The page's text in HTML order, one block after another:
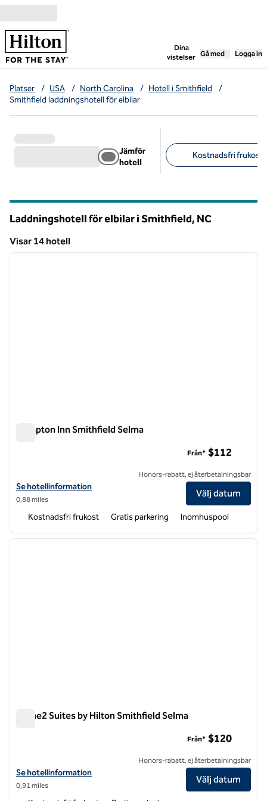
Dina
vistelser
,öppnar ny flik
Gå med Logga in
Platser / USA / North Carolina / Hotell i Smithfield
/
Smithfield laddningshotell för elbilar
Jämför
hotell
Kostnadsfri frukost
Laddningshotell för elbilar i Smithfield, NC
Visar 14 hotell
Visar 14 hotell
1 av 12
nästa
Hampton Inn Smithfield Selma
Visa hotelldetaljer för Hampton Inn Smithfield Selma
Se hotellinformation
0,88 miles
Från* $112
Honors-rabatt, ej återbetalningsbar
Välj datum
Kostnadsfri frukost Gratis parkering Inomhuspool
1 av 12
nästa
Home2 Suites by Hilton Smithfield Selma
Visa hotelluppgifter för Home2 Suites by Hilton Smithfield Selma
Se hotellinformation
0,91 miles
Från* $120
Honors-rabatt, ej återbetalningsbar
Välj datum